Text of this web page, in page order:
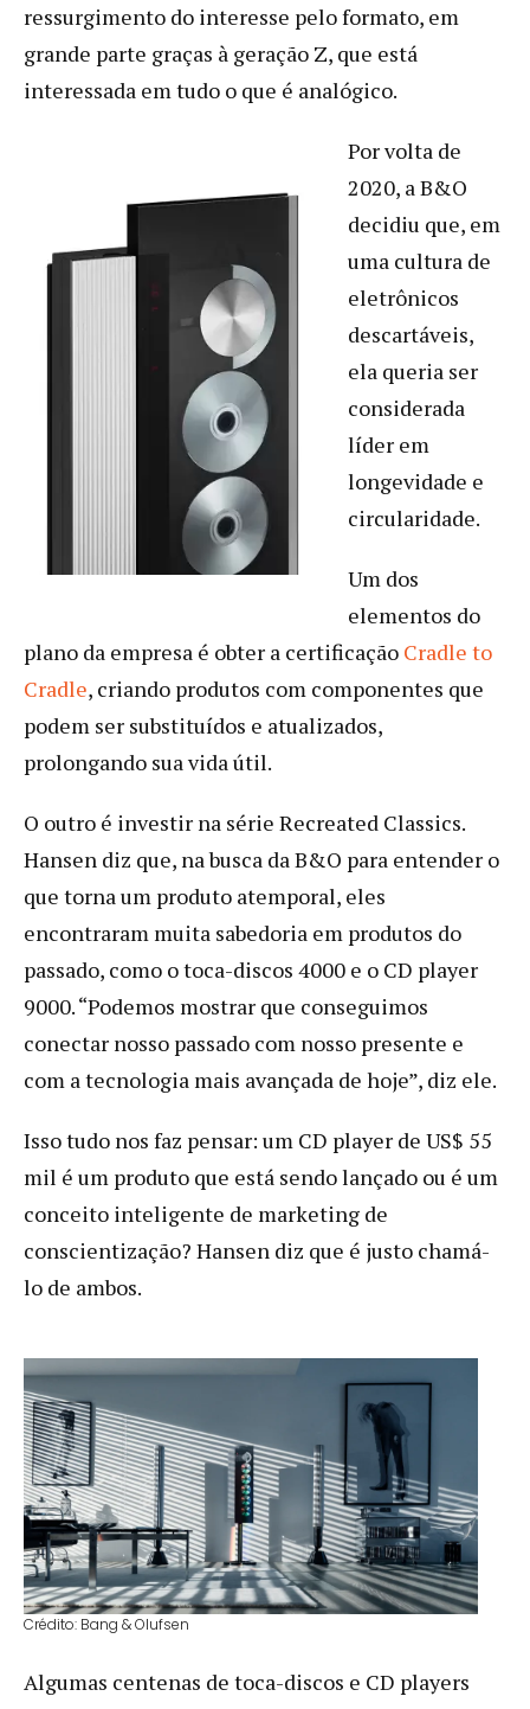
ressurgimento do interesse pelo formato, em
grande parte graças à geração Z, que está
interessada em tudo o que é analógico.
Por volta de
2020, a B&O
decidiu que, em
uma cultura de
eletrônicos
descartáveis,
ela queria ser
considerada
líder em
longevidade e
circularidade.
Um dos
elementos do
plano da empresa é obter a certificação Cradle to
Cradle, criando produtos com componentes que
podem ser substituídos e atualizados,
prolongando sua vida útil.
O outro é investir na série Recreated Classics.
Hansen diz que, na busca da B&O para entender o
que torna um produto atemporal, eles
encontraram muita sabedoria em produtos do
passado, como o toca-discos 4000 e o CD player
9000. “Podemos mostrar que conseguimos
conectar nosso passado com nosso presente e
com a tecnologia mais avançada de hoje”, diz ele.
Isso tudo nos faz pensar: um CD player de US$ 55
mil é um produto que está sendo lançado ou é um
conceito inteligente de marketing de
conscientização? Hansen diz que é justo chamá-
lo de ambos.
Crédito: Bang & Olufsen
Algumas centenas de toca-discos e CD players